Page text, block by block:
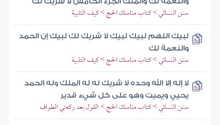
سنن النسائي > كتاب مناسك الحج > كيف التلبية
لبيك اللهم لبيك لبيك لا شريك لك لبيك إن الحمد
والنعمة لك
سنن النسائي > كتاب مناسك الحج > كيف التلبية
لا إله إلا الله وحده لا شريك له له الملك وله الحمد
يحيي ويميت وهو على كل شيء قدير
سنن النسائي > كتاب مناسك الحج > القول بعد ركعتي الطواف